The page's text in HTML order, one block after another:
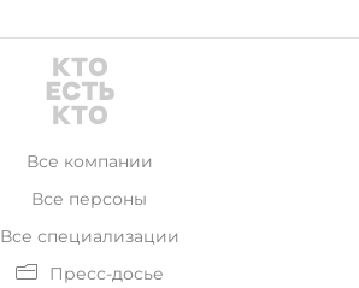
Все компании
Все персоны
Все специализации
Пресс-досье